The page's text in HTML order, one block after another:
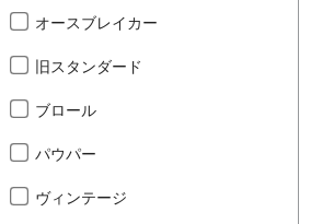
オースブレイカー
旧スタンダード
ブロール
パウパー
ヴィンテージ